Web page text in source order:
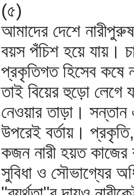
(৫)
আমাদের দেশে নারীপুরুষ
বয়স পঁচিশ হয়ে যায়।
প্রকৃতিগত হিসেব কষে
তাই বিয়ের হুড়ো
নেওয়ার তাড়া। সন্তান
উপরেই বর্তায়। প্রকৃতি,
কজন নারী হয়ত কাজের
সুবিধা ও সৌভাগ্যের